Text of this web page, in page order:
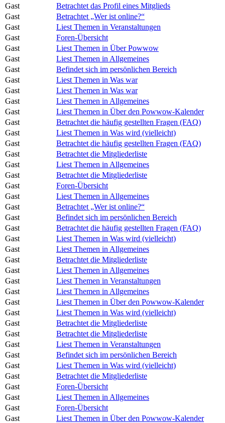
Gast
Betrachtet das Profil eines Mitglieds
Gast
Betrachtet „Wer ist online?“
Gast
Liest Themen in Veranstaltungen
Gast
Foren-Übersicht
Gast
Liest Themen in Über Powwow
Gast
Liest Themen in Allgemeines
Gast
Befindet sich im persönlichen Bereich
Gast
Liest Themen in Was war
Gast
Liest Themen in Was war
Gast
Liest Themen in Allgemeines
Gast
Liest Themen in Über den Powwow-Kalender
Gast
Betrachtet die häufig gestellten Fragen (FAQ)
Gast
Liest Themen in Was wird (vielleicht)
Gast
Betrachtet die häufig gestellten Fragen (FAQ)
Gast
Betrachtet die Mitgliederliste
Gast
Liest Themen in Allgemeines
Gast
Betrachtet die Mitgliederliste
Gast
Foren-Übersicht
Gast
Liest Themen in Allgemeines
Gast
Betrachtet „Wer ist online?“
Gast
Befindet sich im persönlichen Bereich
Gast
Betrachtet die häufig gestellten Fragen (FAQ)
Gast
Liest Themen in Was wird (vielleicht)
Gast
Liest Themen in Allgemeines
Gast
Betrachtet die Mitgliederliste
Gast
Liest Themen in Allgemeines
Gast
Liest Themen in Veranstaltungen
Gast
Liest Themen in Allgemeines
Gast
Liest Themen in Über den Powwow-Kalender
Gast
Liest Themen in Was wird (vielleicht)
Gast
Betrachtet die Mitgliederliste
Gast
Betrachtet die Mitgliederliste
Gast
Liest Themen in Veranstaltungen
Gast
Befindet sich im persönlichen Bereich
Gast
Liest Themen in Was wird (vielleicht)
Gast
Betrachtet die Mitgliederliste
Gast
Foren-Übersicht
Gast
Liest Themen in Allgemeines
Gast
Foren-Übersicht
Gast
Liest Themen in Über den Powwow-Kalender